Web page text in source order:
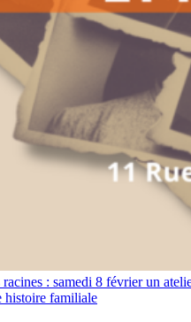
racines : samedi 8 février un
histoire familiale